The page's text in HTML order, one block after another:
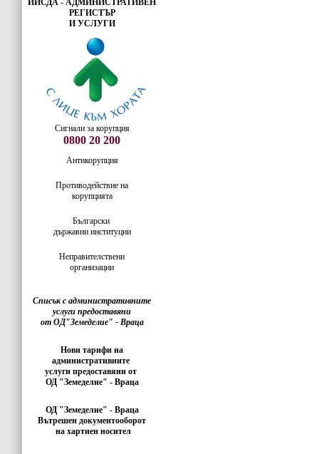
ИИСДА - АДМИНИСТРАТИВЕН
РЕГИСТЪР
И УСЛУГИ
Сигнали за корупция
0800 20 200
Антикорупция
Противодействие на
корупцията
Български
държавни институции
Неправителствени
организации
Списък с административните
услуги предоставяни
от ОД"Земеделие" - Враца
Нови тарифи на
административните
услуги предоставяни от
ОД "Земеделие" - Враца
ОД "Земеделие" - Враца
Вътрешен документооборот
на хартиен носител